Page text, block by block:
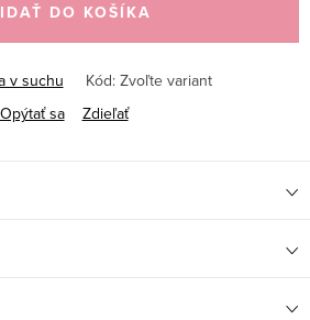
DO KOŠÍKA
v suchu Kód: Zvoľte variant
Opýtať sa
Zdieľať